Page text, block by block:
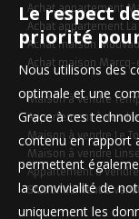
Achat appartement
Achat appartement
Achat maison
Achat maison
Maison à vendre
Appartement à
Maison à vendre Le
Maison à vendre
Appartement à
Stationnement à
Le respect
priorité
Nous utilisons des
optimale et une
Grace à ces
contenu en rapport
permettent
la convivialité de
uniquement les